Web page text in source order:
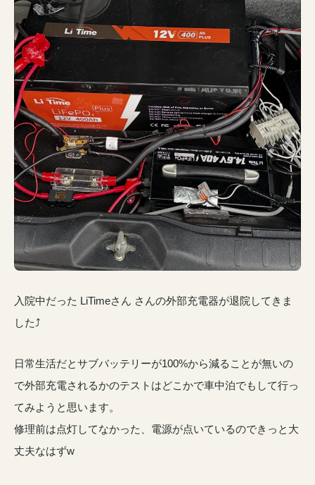
入院中だった LiTimeさん さんの外部充電器が退院してきま
した⤴️
日常生活だとサブバッテリーが100%から減ることが無いの
で外部充電されるかのテストはどこかで車中泊でもして行っ
てみようと思います。
修理前は点灯してなかった、電源が点いているのできっと大
丈夫なはずw